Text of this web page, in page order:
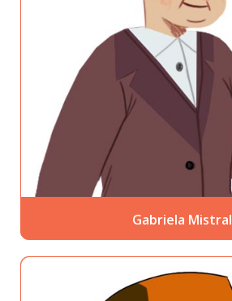
Gabriela Mistral